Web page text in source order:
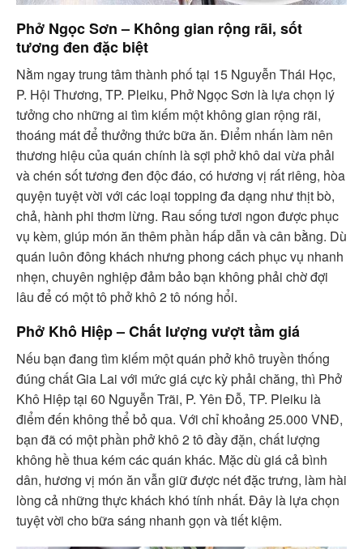
Phở Ngọc Sơn – Không gian rộng rãi, sốt
tương đen đặc biệt
Nằm ngay trung tâm thành phố tại 15 Nguyễn Thái Học,
P. Hội Thương, TP. Pleiku, Phở Ngọc Sơn là lựa chọn lý
tưởng cho những ai tìm kiếm một không gian rộng rãi,
thoáng mát để thưởng thức bữa ăn. Điểm nhấn làm nên
thương hiệu của quán chính là sợi phở khô dai vừa phải
và chén sốt tương đen độc đáo, có hương vị rất riêng, hòa
quyện tuyệt vời với các loại topping đa dạng như thịt bò,
chả, hành phi thơm lừng. Rau sống tươi ngon được phục
vụ kèm, giúp món ăn thêm phần hấp dẫn và cân bằng. Dù
quán luôn đông khách nhưng phong cách phục vụ nhanh
nhẹn, chuyên nghiệp đảm bảo bạn không phải chờ đợi
lâu để có một tô phở khô 2 tô nóng hổi.
Phở Khô Hiệp – Chất lượng vượt tầm giá
Nếu bạn đang tìm kiếm một quán phở khô truyền thống
đúng chất Gia Lai với mức giá cực kỳ phải chăng, thì Phở
Khô Hiệp tại 60 Nguyễn Trãi, P. Yên Đỗ, TP. Pleiku là
điểm đến không thể bỏ qua. Với chỉ khoảng 25.000 VNĐ,
bạn đã có một phần phở khô 2 tô đầy đặn, chất lượng
không hề thua kém các quán khác. Mặc dù giá cả bình
dân, hương vị món ăn vẫn giữ được nét đặc trưng, làm hài
lòng cả những thực khách khó tính nhất. Đây là lựa chọn
tuyệt vời cho bữa sáng nhanh gọn và tiết kiệm.